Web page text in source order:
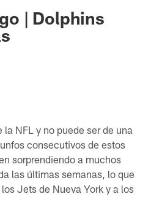
| Dolphins
NFL y no puede ser de una
consecutivos de estos
sorprendiendo a muchos
las últimas semanas, lo que
Jets de Nueva York y a los